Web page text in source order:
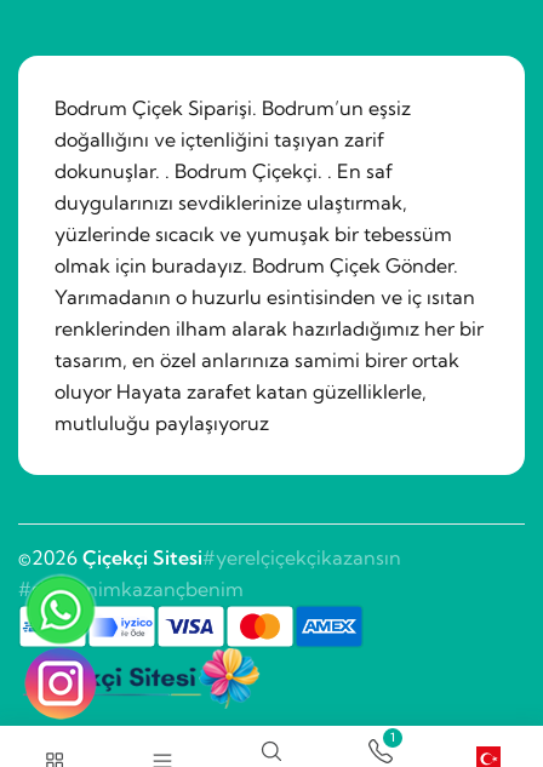
Bodrum Çiçek Siparişi. Bodrum’un eşsiz
doğallığını ve içtenliğini taşıyan zarif
dokunuşlar. . Bodrum Çiçekçi. . En saf
duygularınızı sevdiklerinize ulaştırmak,
yüzlerinde sıcacık ve yumuşak bir tebessüm
olmak için buradayız. Bodrum Çiçek Gönder.
Yarımadanın o huzurlu esintisinden ve iç ısıtan
renklerinden ilham alarak hazırladığımız her bir
tasarım, en özel anlarınıza samimi birer ortak
oluyor Hayata zarafet katan güzelliklerle,
mutluluğu paylaşıyoruz
©2026 Çiçekçi Sitesi#yerelçiçekçikazansın
#sitebenimkazançbenim
1